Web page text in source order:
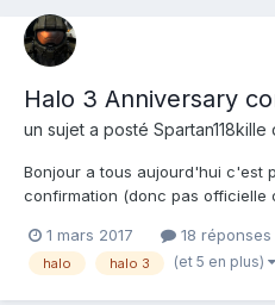
Halo 3 Anniversary
un sujet a posté Spartan118kille
Bonjour a tous aujourd'hui c'est
confirmation (donc pas officielle
plusieurs raisons la 1er c'est que
remasteur (si il ont dix ans halo 3
1 mars 2017 18 réponses
halo halo 3 (et 5 en plus)